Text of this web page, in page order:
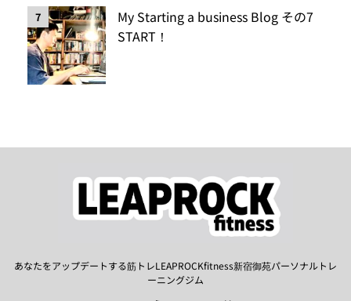
7
My Starting a business Blog その7
START！
あなたをアップデートする筋トレLEAPROCKfitness新宿御苑パーソナルトレ
ーニングジム